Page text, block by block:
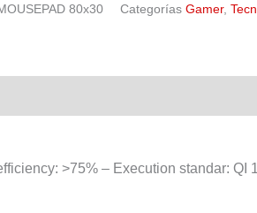
80x30 Categorías Gamer,
>75% – Execution standar: QI